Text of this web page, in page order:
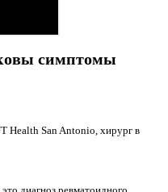
симптомы
Health San Antonio, хирург в